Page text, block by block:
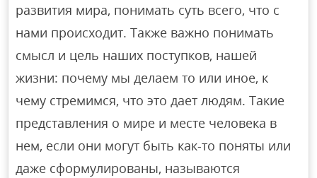
развития мира, понимать суть всего, что с
нами происходит. Также важно понимать
смысл и цель наших поступков, нашей
жизни: почему мы делаем то или иное, к
чему стремимся, что это дает людям. Такие
представления о мире и месте человека в
нем, если они могут быть как-то поняты или
даже сформулированы, называются